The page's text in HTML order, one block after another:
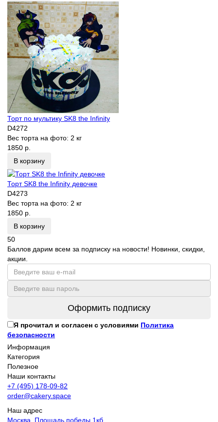
Торт по мультику SK8 the Infinity
D4272
Вес торта на фото: 2 кг
1850 р.
В корзину
Торт SK8 the Infinity девочке
D4273
Вес торта на фото: 2 кг
1850 р.
В корзину
50
Баллов дарим всем за подписку на новости! Новинки, скидки,
акции.
Оформить подписку
Я прочитал и согласен с условиями Политика
безопасности
Информация
Категория
Полезное
Наши контакты
+7 (495) 178-09-82
order@cakery.space
Наш адрес
Москва, Площадь победы 1кб